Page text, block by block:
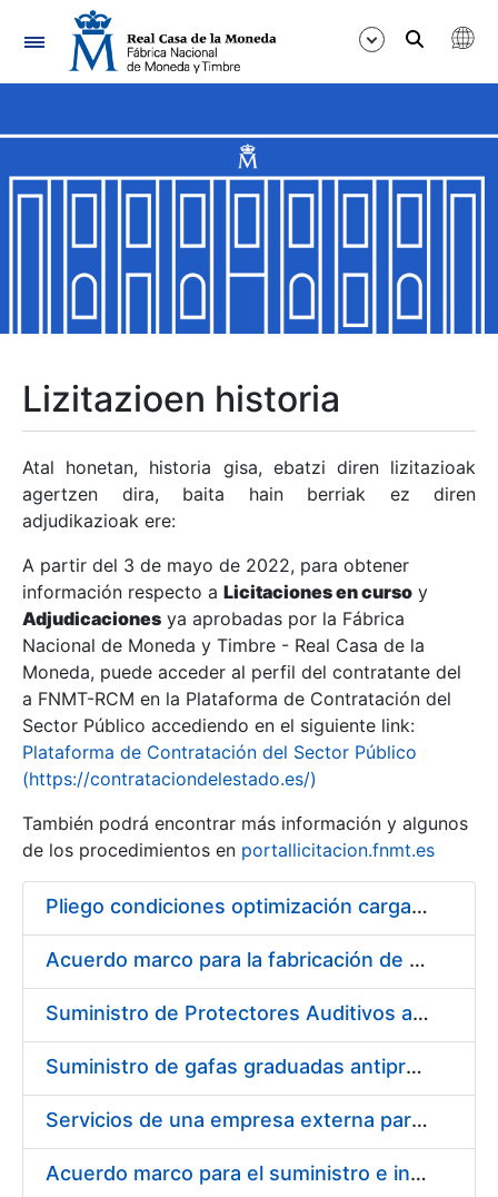
Nabigazioa
Erakutsi/Ezkutatu
Erakutsi/Ezkutatu
Erakutsi/Ezkutatu
Erakutsi/Ezkutatu
Erakutsi/Ezkutatu
Erakutsi/Ezkutatu
Erakutsi/Ezkutatu
Erakutsi/Ezkutatu
Lizitazioen historia
Atal honetan, historia gisa, ebatzi diren lizitazioak
agertzen dira, baita hain berriak ez diren
adjudikazioak ere:
A partir del 3 de mayo de 2022, para obtener
información respecto a Licitaciones en curso y
Adjudicaciones ya aprobadas por la Fábrica
Nacional de Moneda y Timbre - Real Casa de la
Moneda, puede acceder al perfil del contratante del
a FNMT-RCM en la Plataforma de Contratación del
Sector Público accediendo en el siguiente link:
Plataforma de Contratación del Sector Público
(https://contrataciondelestado.es/)
También podrá encontrar más información y algunos
de los procedimientos en portallicitacion.fnmt.es
Pliego condiciones optimización cargas compras firmado
Acuerdo marco para la fabricación de piezas
Suministro de Protectores Auditivos a medida para las personas trabajadoras de los Centros de Trabajo de Madrid y Burgos
Suministro de gafas graduadas antiproyecciones para los trabajadores de la FNMT-RCM en los centros de trabajo de Madrid y Burgos
Servicios de una empresa externa para el asesoramiento y resolución de los recursos de alzada que se presentan relacionados con procesos de selección para la FNMT-RCM
Acuerdo marco para el suministro e instalación de persianas, estores y otros complementos